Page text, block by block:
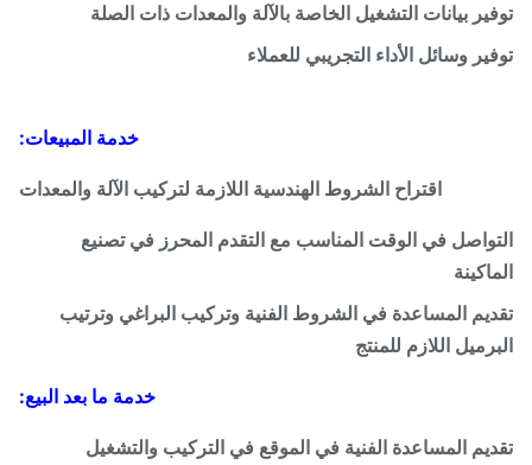
ماركة برغي وبرميل: ماركة
zhoushan
نوع العتاد: مخفض سرعة ذو أسنان
ماركة المحرك: ماركة xindali (تحمل
علامة CE)
بيانات التشغيل الخاصة بالآلة والمعدات ذات الصلة
وسائل الأداء التجريبي للعملاء
خدمة المبيعات:
اقتراح الشروط الهندسية اللازمة لتركيب الآلة والمعدات
في الوقت المناسب مع التقدم المحرز في تصنيع
المساعدة في الشروط الفنية وتركيب البراغي وترتيب
اللازم للمنتج
خدمة ما بعد البيع:
المساعدة الفنية في الموقع في التركيب والتشغيل